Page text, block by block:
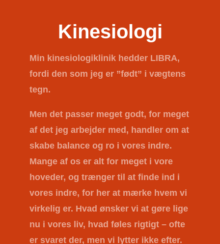
Kinesiologi
Min kinesiologiklinik hedder LIBRA,
fordi den som jeg er ”født” i vægtens
tegn.
Men det passer meget godt, for meget
af det jeg arbejder med, handler om at
skabe balance og ro i vores indre.
Mange af os er alt for meget i vore
hoveder, og trænger til at finde ind i
vores indre, for her at mærke hvem vi
virkelig er. Hvad ønsker vi at gøre lige
nu i vores liv, hvad føles rigtigt – ofte
er svaret der, men vi lytter ikke efter.